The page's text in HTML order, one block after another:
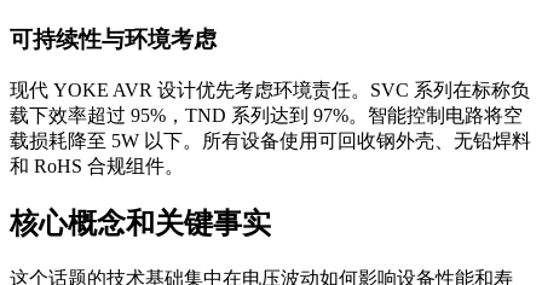
可持续性与环境考虑
现代 YOKE AVR 设计优先考虑环境责任。SVC 系列在标称负
载下效率超过 95%，TND 系列达到 97%。智能控制电路将空
载损耗降至 5W 以下。所有设备使用可回收钢外壳、无铅焊料
和 RoHS 合规组件。
核心概念和关键事实
这个话题的技术基础集中在电压波动如何影响设备性能和寿